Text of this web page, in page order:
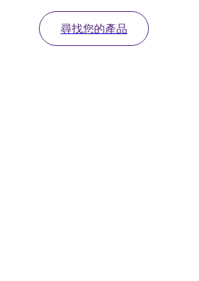
尋找您的產品